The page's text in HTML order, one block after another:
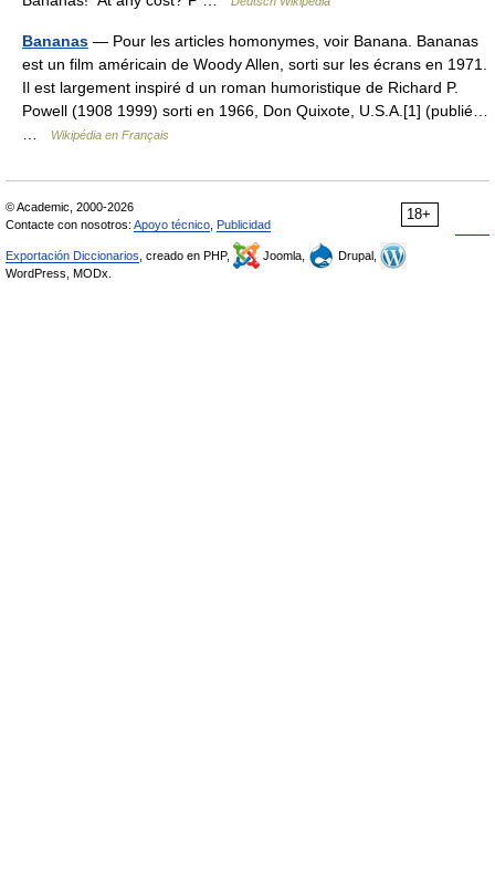
Bananas — Pour les articles homonymes, voir Banana. Bananas
est un film américain de Woody Allen, sorti sur les écrans en 1971.
Il est largement inspiré d un roman humoristique de Richard P.
Powell (1908 1999) sorti en 1966, Don Quixote, U.S.A.[1] (publié…
Wikipédia en Français
18+
© Academic, 2000-2026
Contacte con nosotros: Apoyo técnico Publicidad
Exportación Diccionarios , creado en PHP, Joomla,
Drupal,
WordPress, MODx.